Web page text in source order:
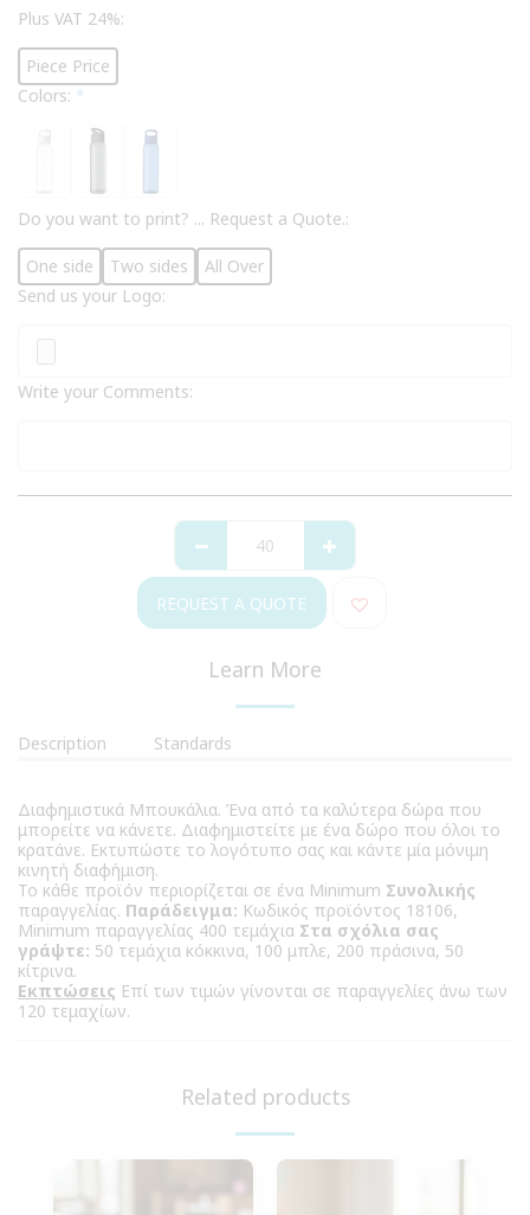
Plus VAT 24%:
Piece Price
Colors: *
Do you want to print? ... Request a Quote.:
One side Two sides
All Over
Send us your Logo:
Write your Comments:
REQUEST A QUOTE
Learn More
Description Standards
Διαφημιστικά Μπουκάλια. Ένα από τα καλύτερα δώρα που
μπορείτε να κάνετε. Διαφημιστείτε με ένα δώρο που όλοι το
κρατάνε. Εκτυπώστε το λογότυπο σας και κάντε μία μόνιμη
κινητή διαφήμιση.
Το κάθε προϊόν περιορίζεται σε ένα Minimum Συνολικής
παραγγελίας. Παράδειγμα: Κωδικός προϊόντος 18106,
Minimum παραγγελίας 400 τεμάχια Στα σχόλια σας
γράψτε: 50 τεμάχια κόκκινα, 100 μπλε, 200 πράσινα, 50
κίτρινα.
Εκπτώσεις Επί των τιμών γίνονται σε παραγγελίες άνω των
120 τεμαχίων.
Related products